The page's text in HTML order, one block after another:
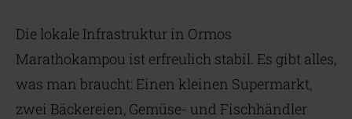
Die lokale Infrastruktur in Ormos
Marathokampou ist erfreulich stabil. Es gibt alles,
was man braucht: Einen kleinen Supermarkt,
zwei Bäckereien, Gemüse- und Fischhändler